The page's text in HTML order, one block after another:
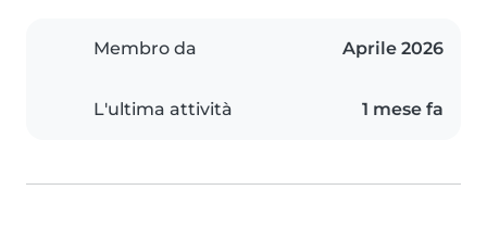
Membro da Aprile 2026
L'ultima attività 1 mese fa